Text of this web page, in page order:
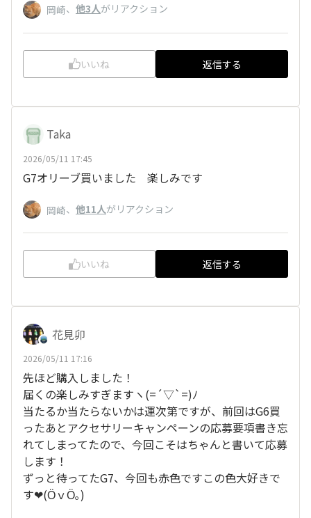
岡崎、 他3人がリアクション
いいね 返信する
Taka
2026/05/11 17:45
G7オリーブ買いました 楽しみです
岡崎、 他11人がリアクション
いいね 返信する
花見卯
2026/05/11 17:16
先ほど購入しました！
届くの楽しみすぎますヽ(=´▽`=)ﾉ
当たるか当たらないかは運次第ですが、前回はG6買
ったあとアクセサリーキャンペーンの応募要項書き忘
れてしまってたので、今回こそはちゃんと書いて応募
します！
ずっと待ってたG7、今回も赤色ですこの色大好きで
す❤(ӦｖӦ｡)